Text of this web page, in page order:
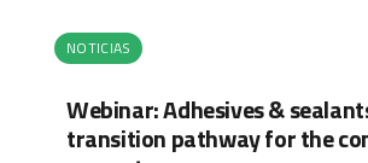
NOTICIAS
Webinar: Adhesives &
transition pathway for the